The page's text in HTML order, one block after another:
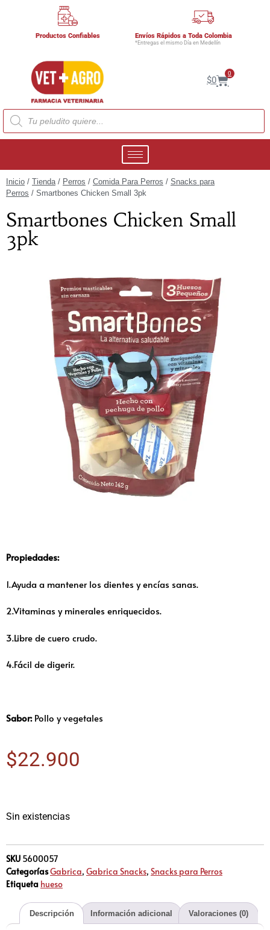
Productos Confiables Envíos Rápidos a Toda Colombia
*Entregas el mismo Día en Medellín
$0
0
Inicio / Tienda/ Perros / Comida Para Perros / Snacks para
Perros / Smartbones Chicken Small 3pk
Smartbones Chicken Small
3pk
Propiedades:
1.Ayuda a mantener los dientes y encías sanas.
2.Vitaminas y minerales enriquecidos.
3.Libre de cuero crudo.
4.Fácil de digerir.
Sabor:Pollo y vegetales
$22.900
Sin existencias
SKU 5600057
CategoríasGabrica, Gabrica Snacks, Snacks para Perros
Etiqueta hueso
Descripción Información adicional Valoraciones (0)